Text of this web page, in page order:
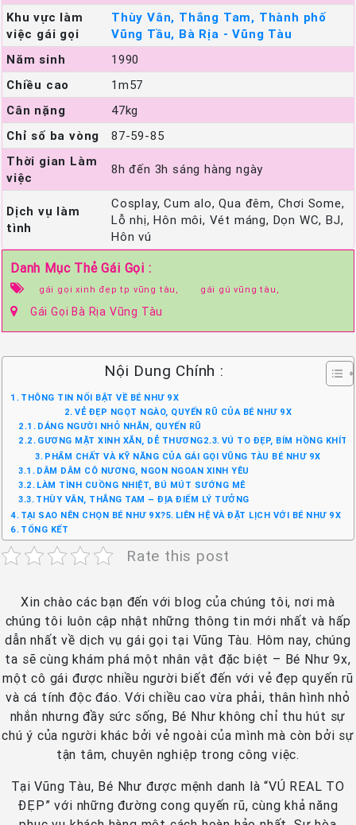
Khu vực làm
việc gái gọi
Thùy Vân, Thắng Tam, Thành phố
Vũng Tầu, Bà Rịa - Vũng Tàu
Năm sinh
1990
Chiều cao
1m57
Cân nặng
47kg
Chỉ số ba vòng
87-59-85
Thời gian Làm
việc
8h đến 3h sáng hàng ngày
Dịch vụ làm
tình
Cosplay, Cum alo, Qua đêm, Chơi Some,
Lỗ nhị, Hôn môi, Vét máng, Dọn WC, BJ,
Hôn vú
Danh Mục Thẻ Gái Gọi :
gái gọi xinh đẹp tp vũng tàu, gái gú vũng tàu,
Gái Gọi Bà Rịa Vũng Tàu
Nội Dung Chính :
THÔNG TIN NỔI BẬT VỀ BÉ NHƯ 9X
VẺ ĐẸP NGỌT NGÀO, QUYẾN RŨ CỦA BÉ NHƯ 9X
DÁNG NGƯỜI NHỎ NHẮN, QUYẾN RŨ
GƯƠNG MẶT XINH XẮN, DỄ THƯƠNG
VÚ TO ĐẸP, BÍM HỒNG KHÍT
PHẨM CHẤT VÀ KỸ NĂNG CỦA GÁI GỌI VŨNG TÀU BÉ NHƯ 9X
DÂM DÂM CÔ NƯƠNG, NGON NGOAN XINH YÊU
LÀM TÌNH CUỒNG NHIỆT, BÚ MÚT SƯỚNG MÊ
THÙY VÂN, THẮNG TAM – ĐỊA ĐIỂM LÝ TƯỞNG
TẠI SAO NÊN CHỌN BÉ NHƯ 9X?
LIÊN HỆ VÀ ĐẶT LỊCH VỚI BÉ NHƯ 9X
TỔNG KẾT
Rate this post
Xin chào các bạn đến với blog của chúng tôi, nơi mà
chúng tôi luôn cập nhật những thông tin mới nhất và hấp
dẫn nhất về dịch vụ gái gọi tại Vũng Tàu. Hôm nay, chúng
ta sẽ cùng khám phá một nhân vật đặc biệt – Bé Như 9x,
một cô gái được nhiều người biết đến với vẻ đẹp quyến rũ
và cá tính độc đáo. Với chiều cao vừa phải, thân hình nhỏ
nhắn nhưng đầy sức sống, Bé Như không chỉ thu hút sự
chú ý của người khác bởi vẻ ngoài của mình mà còn bởi sự
tận tâm, chuyên nghiệp trong công việc.
Tại Vũng Tàu, Bé Như được mệnh danh là “VÚ REAL TO
ĐẸP” với những đường cong quyến rũ, cùng khả năng